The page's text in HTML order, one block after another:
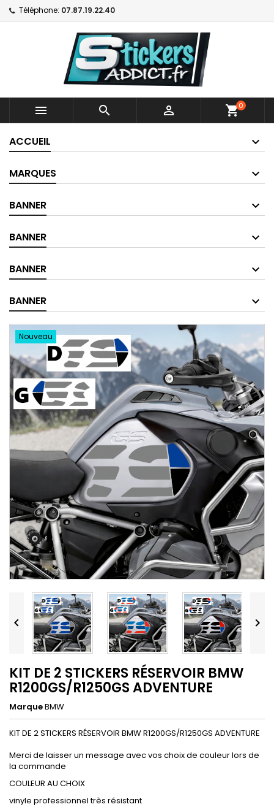
Téléphone: 07.87.19.22.40
   shopping_cart0
ACCUEIL
MARQUES
BANNER
BANNER
BANNER
BANNER
Nouveau
 
KIT DE 2 STICKERS RÉSERVOIR BMW
R1200GS/R1250GS ADVENTURE
MarqueBMW
KIT DE 2 STICKERS RÉSERVOIR BMW R1200GS/R1250GS ADVENTURE
Merci de laisser un message avec vos choix de couleur lors de
la commande
COULEUR AU CHOIX
vinyle professionnel très résistant